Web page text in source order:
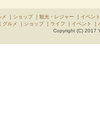
メ ｜ ショップ｜ 観光・レジャー ｜ イベント
グルメ ｜ ショップ｜ ライフ ｜ イベント ｜
Copyright (C) 2017